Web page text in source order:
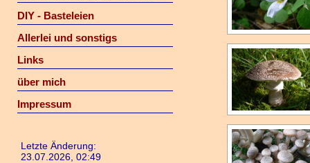
DIY - Basteleien
Allerlei und sonstigs
Links
über mich
Impressum
Letzte Änderung:
23.07.2026, 02:49